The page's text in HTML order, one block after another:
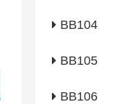
BB104
BB105
BB106